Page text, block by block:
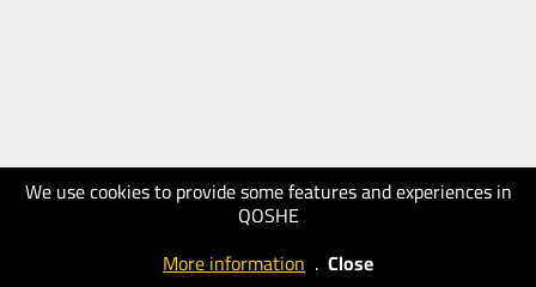
We use cookies to provide some features and experiences in
QOSHE
More information . Close